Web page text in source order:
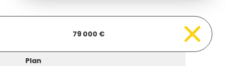
79 000 €
Plan